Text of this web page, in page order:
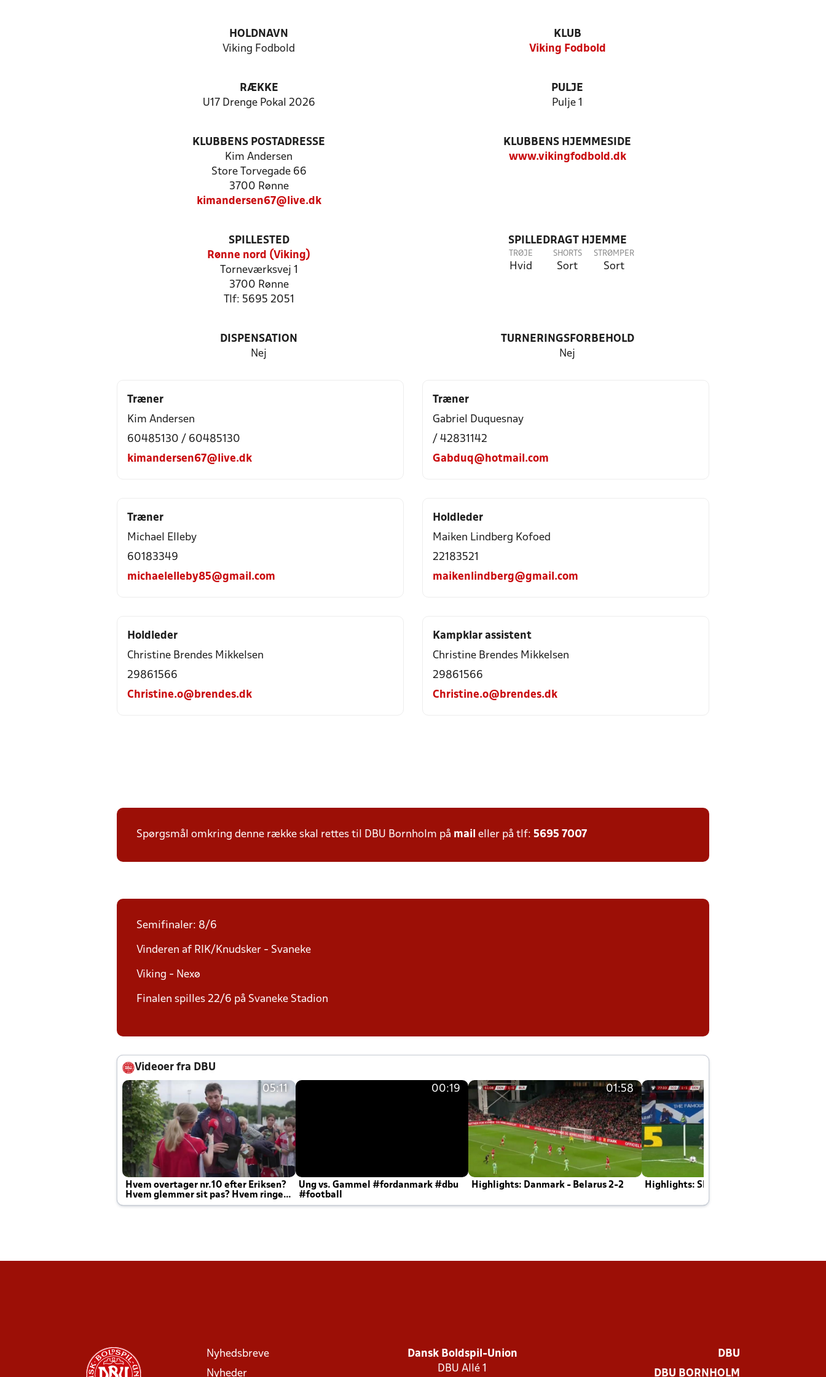
HOLDNAVN
Viking Fodbold
KLUB
Viking Fodbold
RÆKKE
U17 Drenge Pokal 2026
PULJE
Pulje 1
KLUBBENS POSTADRESSE
Kim Andersen
Store Torvegade 66
3700 Rønne
kimandersen67@live.dk
KLUBBENS HJEMMESIDE
www.vikingfodbold.dk
SPILLESTED
Rønne nord (Viking)
Torneværksvej 1
3700 Rønne
Tlf: 5695 2051
SPILLEDRAGT HJEMME
TRØJE
Hvid
SHORTS
Sort
STRØMPER
Sort
DISPENSATION
Nej
TURNERINGSFORBEHOLD
Nej
Træner
Kim Andersen
60485130 / 60485130
kimandersen67@live.dk
Træner
Gabriel Duquesnay
/ 42831142
Gabduq@hotmail.com
Træner
Michael Elleby
60183349
michaelelleby85@gmail.com
Holdleder
Maiken Lindberg Kofoed
22183521
maikenlindberg@gmail.com
Holdleder
Christine Brendes Mikkelsen
29861566
Christine.o@brendes.dk
Kampklar assistent
Christine Brendes Mikkelsen
29861566
Christine.o@brendes.dk
Spørgsmål omkring denne række skal rettes til DBU Bornholm på mail eller på tlf: 5695 7007
Semifinaler: 8/6
Vinderen af RIK/Knudsker - Svaneke
Viking - Nexø
Finalen spilles 22/6 på Svaneke Stadion
Videoer fra DBU
05:11
Hvem overtager nr.10 efter Eriksen?
Hvem glemmer sit pas? Hvem ringer
Joachim altid til efter kampe?
00:19
Ung vs. Gammel #fordanmark #dbu
#football
01:58
Highlights: Danmark - Belarus 2-2 Highlights: Skotland - Danmark 4-2
Nyhedsbreve
Nyheder
Dansk Boldspil-Union
DBU Allé 1
DBU
DBU BORNHOLM